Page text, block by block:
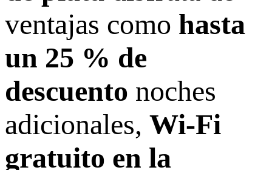
ventajas como hasta
un 25 % de
descuento noches
adicionales, Wi-Fi
gratuito en la